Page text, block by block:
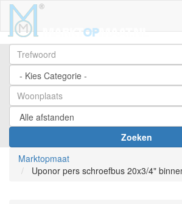
Zoeken
Marktopmaat
Uponor pers schroefbus 20x3/4"